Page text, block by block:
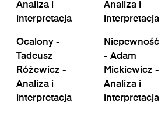
Analiza i
interpretacja
Ocalony -
Tadeusz
Różewicz -
Analiza i
interpretacja
Analiza i
interpretacja
Niepewność
- Adam
Mickiewicz -
Analiza i
interpretacja